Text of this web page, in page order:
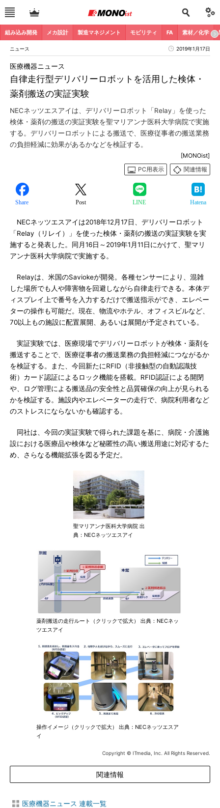
組み込み開発 メカ設計 製造マネジメント モビリティ FA 素材／化学
ニュース 2019年1月17日
自律走行型デリバリーロボットを活用した検体・
薬剤搬送の実証実験
医療機器ニュース
NECネッツエスアイは、デリバリーロボット「Relay」を使った
検体・薬剤の搬送の実証実験を聖マリアンナ医科大学病院で実施
する。デリバリーロボットによる搬送で、医療従事者の搬送業務
の負担軽減に効果があるかなどを検証する。
[MONOist]
PC用表示
関連情報
Share Post LINE Hatena
NECネッツエスアイは2018年12月17日、デリバリーロボット
「Relay（リレイ）」を使った検体・薬剤の搬送の実証実験を実
施すると発表した。同月16日～2019年1月11日にかけて、聖マリ
アンナ医科大学病院で実施する。
Relayは、米国のSaviokeが開発。各種センサーにより、混雑
した場所でも人や障害物を回避しながら自律走行できる。本体デ
ィスプレイ上で番号を入力するだけで搬送指示ができ、エレベー
ターの操作も可能だ。現在、物流やホテル、オフィスビルなど、
70以上もの施設に配置展開、あるいは展開が予定されている。
実証実験では、医療現場でデリバリーロボットが検体・薬剤を
搬送することで、医療従事者の搬送業務の負担軽減につながるか
を検証する。また、今回新たにRFID（非接触型の自動認識技
術）カード認証によるロック機能を搭載。RFID認証による開閉
や、ログ管理による搬送品の安全性と品質確保の向上が見られる
かを検証する。施設内やエレベーターの走行で、病院利用者など
のストレスにならないかも確認する。
同社は、今回の実証実験で得られた課題を基に、病院・介護施
設における医療品や検体など秘匿性の高い搬送用途に対応するた
め、さらなる機能拡張を図る予定だ。
聖マリアンナ医科大学病院 出
典：NECネッツエスアイ
薬剤搬送の走行ルート（クリックで拡大） 出典：NECネッ
ツエスアイ
操作イメージ（クリックで拡大） 出典：NECネッツエスア
イ
Copyright © ITmedia, Inc. All Rights Reserved.
関連情報
医療機器ニュース 連載一覧